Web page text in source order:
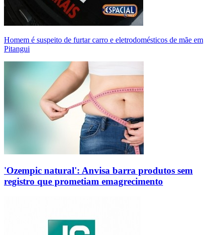
Homem é suspeito de furtar carro e eletrodomésticos de mãe em
Pitangui
'Ozempic natural': Anvisa barra produtos sem
registro que prometiam emagrecimento